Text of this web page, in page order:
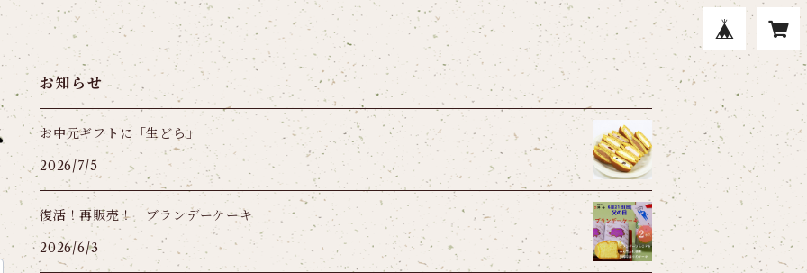
お知らせ
お中元ギフトに「生どら」
2026/7/5
復活！再販売！ ブランデーケーキ
2026/6/3